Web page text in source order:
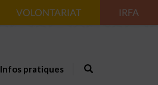
VOLONTARIAT IRFA
Infos pratiques